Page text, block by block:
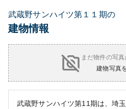
武蔵野サンハイツ第１１期の
建物情報
まだ物件の写真
建物写真
武蔵野サンハイツ第11期は、埼